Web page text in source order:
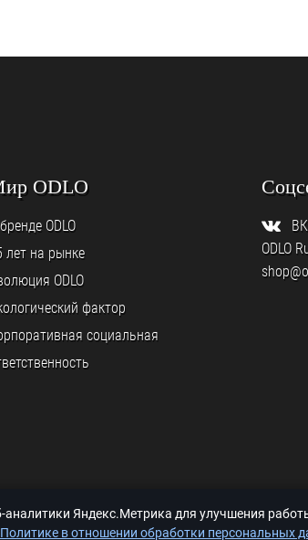
ODLO
ODLO
лет на рынке
ODLO
фактор
социальная
ODLO
Яндекс.Метрика для улучшения
Политике в отношении обработки персональных